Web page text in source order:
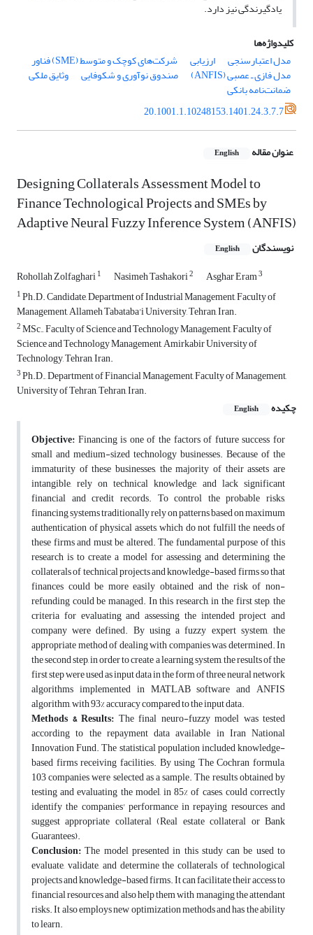
یادگیرندگی نیز دارد.
کلیدواژه‌ها
مدل اعتبارسنجی
ارزیابی شرکت‌های کوچک و متوسط (SME) فناور
مدل فازی ـ عصبی (ANFIS) صندوق نوآوری و شکوفایی وثایق ملکی
ضمانت‌نامه بانکی
20.1001.1.10248153.1401.24.3.7.7
عنوان مقاله English
Designing Collaterals Assessment Model to
Finance Technological Projects and SMEs by
Adaptive Neural Fuzzy Inference System (ANFIS)
نویسندگان English
Rohollah Zolfaghari1 Nasimeh Tashakori2 Asghar Eram3
1Ph.D. Candidate, Department of Industrial Management, Faculty of
Management, Allameh Tabataba'i University, Tehran, Iran.
2MSc., Faculty of Science and Technology Management, Faculty of
Science and Technology Management, Amirkabir University of
Technology, Tehran, Iran.
3Ph.D., Department of Financial Management, Faculty of Management,
University of Tehran, Tehran, Iran.
چکیده
English
Objective:Financing is one of the factors of future success for
small and medium-sized technology businesses. Because of the
immaturity of these businesses, the majority of their assets are
intangible, rely on technical knowledge, and lack significant
financial and credit records. To control the probable risks,
financing systems traditionally rely on patterns based on maximum
authentication of physical assets, which do not fulfill the needs of
these firms and must be altered. The fundamental purpose of this
research is to create a model for assessing and determining the
collaterals of technical projects and knowledge-based firms so that
finances could be more easily obtained and the risk of non-
refunding could be managed. In this research, in the first step, the
criteria for evaluating and assessing the intended project and
company were defined. By using a fuzzy expert system, the
appropriate method of dealing with companies was determined. In
the second step, in order to create a learning system, the results of the
first step were used as input data in the form of three neural network
algorithms implemented in MATLAB software and ANFIS
algorithm, with 93% accuracy compared to the input data.
Methods & Results: The final neuro-fuzzy model was tested
according to the repayment data available in Iran National
Innovation Fund. The statistical population included knowledge-
based firms receiving facilities. By using The Cochran formula,
103 companies were selected as a sample. The results obtained by
testing and evaluating the model, in 85% of cases, could correctly
identify the companies' performance in repaying resources and
suggest appropriate collateral (Real estate collateral or Bank
Guarantees).
Conclusion:The model presented in this study can be used to
evaluate, validate, and determine the collaterals of technological
projects and knowledge-based firms. It can facilitate their access to
financial resources and also help them with managing the attendant
risks. It also employs new optimization methods and has the ability
to learn.